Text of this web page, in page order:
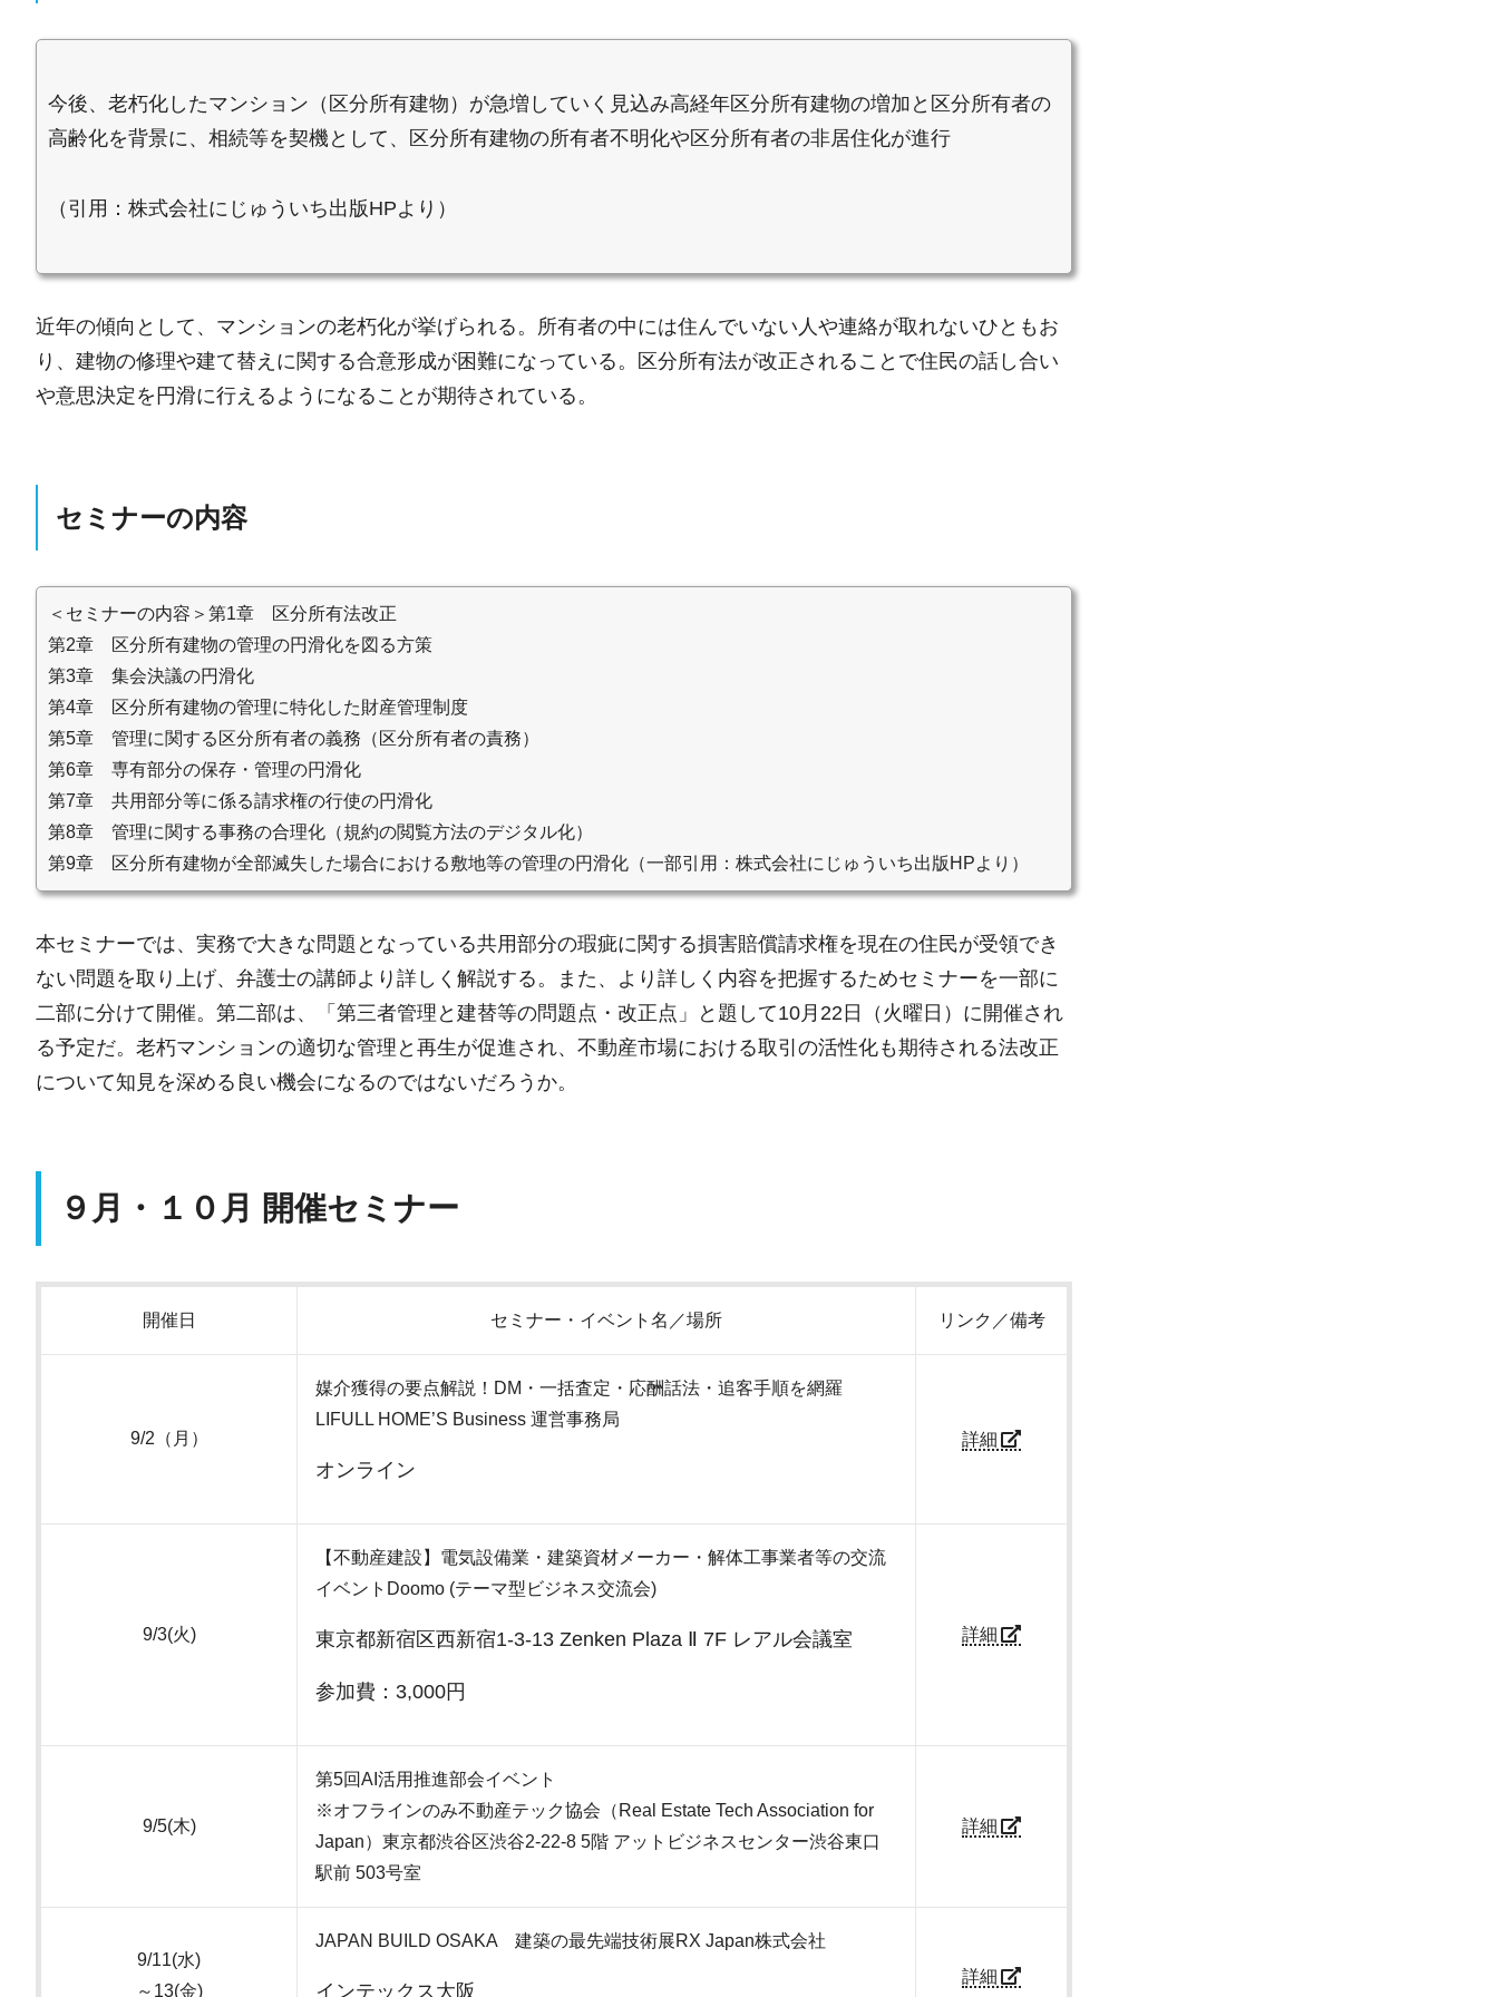
今後、老朽化したマンション（区分所有建物）が急増していく見込み高経年区分所有建物の増加と区分所有者の
高齢化を背景に、相続等を契機として、区分所有建物の所有者不明化や区分所有者の非居住化が進行
（引用：株式会社にじゅういち出版HPより）
近年の傾向として、マンションの老朽化が挙げられる。所有者の中には住んでいない人や連絡が取れないひともお
り、建物の修理や建て替えに関する合意形成が困難になっている。区分所有法が改正されることで住民の話し合い
や意思決定を円滑に行えるようになることが期待されている。
セミナーの内容
＜セミナーの内容＞第1章 区分所有法改正
第2章 区分所有建物の管理の円滑化を図る方策
第3章 集会決議の円滑化
第4章 区分所有建物の管理に特化した財産管理制度
第5章 管理に関する区分所有者の義務（区分所有者の責務）
第6章 専有部分の保存・管理の円滑化
第7章 共用部分等に係る請求権の行使の円滑化
第8章 管理に関する事務の合理化（規約の閲覧方法のデジタル化）
第9章 区分所有建物が全部滅失した場合における敷地等の管理の円滑化（一部引用：株式会社にじゅういち出版HPより）
本セミナーでは、実務で大きな問題となっている共用部分の瑕疵に関する損害賠償請求権を現在の住民が受領でき
ない問題を取り上げ、弁護士の講師より詳しく解説する。また、より詳しく内容を把握するためセミナーを一部に
二部に分けて開催。第二部は、「第三者管理と建替等の問題点・改正点」と題して10月22日（火曜日）に開催され
る予定だ。老朽マンションの適切な管理と再生が促進され、不動産市場における取引の活性化も期待される法改正
について知見を深める良い機会になるのではないだろうか。
９月・１０月 開催セミナー
開催日 セミナー・イベント名／場所 リンク／備考
9/2（月）
媒介獲得の要点解説！DM・一括査定・応酬話法・追客手順を網羅
LIFULL HOME’S Business 運営事務局
オンライン
詳細
9/3(火)
【不動産建設】電気設備業・建築資材メーカー・解体工事業者等の交流
イベントDoomo (テーマ型ビジネス交流会)
東京都新宿区西新宿1-3-13 Zenken Plaza Ⅱ 7F レアル会議室
参加費：3,000円
詳細
9/5(木)
第5回AI活用推進部会イベント
※オフラインのみ不動産テック協会（Real Estate Tech Association for
Japan）東京都渋谷区渋谷2-22-8 5階 アットビジネスセンター渋谷東口
駅前 503号室
詳細
9/11(水)
～13(金)
JAPAN BUILD OSAKA 建築の最先端技術展RX Japan株式会社
インテックス大阪
詳細